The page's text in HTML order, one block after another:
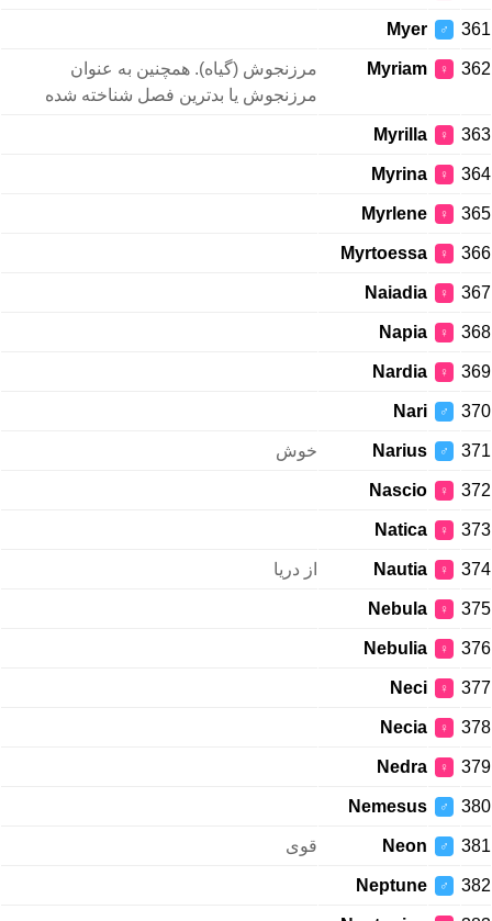
361
♂
Myer
362
♀
Myriam
مرزنجوش (گیاه). همچنین به عنوان
مرزنجوش یا بدترین فصل شناخته شده
363
♀
Myrilla
364
♀
Myrina
365
♀
Myrlene
366
♀
Myrtoessa
367
♀
Naiadia
368
♀
Napia
369
♀
Nardia
370
♂
Nari
371
♂
Narius خوش
372
♀
Nascio
373
♀
Natica
374
♀
Nautia از دریا
375
♀
Nebula
376
♀
Nebulia
377
♀
Neci
378
♀
Necia
379
♀
Nedra
380
♂
Nemesus
381
♂
Neon قوی
382
♂
Neptune